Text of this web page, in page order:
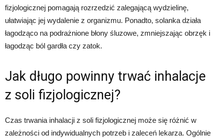
fizjologicznej pomagają rozrzedzić zalegającą wydzielinę,
ułatwiając jej wydalenie z organizmu. Ponadto, solanka działa
łagodząco na podrażnione błony śluzowe, zmniejszając obrzęk i
łagodząc ból gardła czy zatok.
Jak długo powinny trwać inhalacje
z soli fizjologicznej?
Czas trwania inhalacji z soli fizjologicznej może się różnić w
zależności od indywidualnych potrzeb i zaleceń lekarza. Ogólnie